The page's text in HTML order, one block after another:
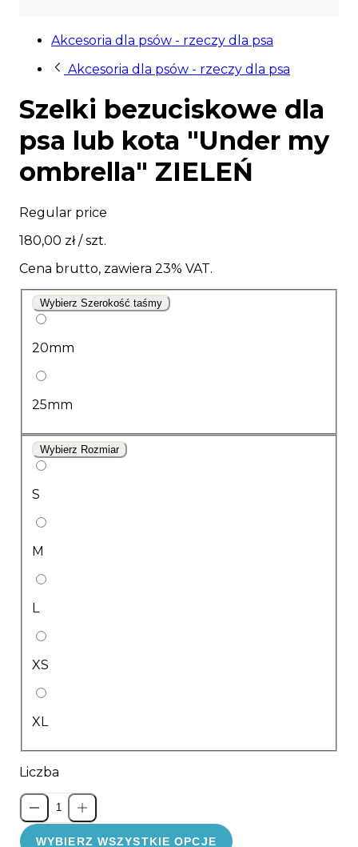
Akcesoria dla psów - rzeczy dla psa
Akcesoria dla psów - rzeczy dla psa
Szelki bezuciskowe dla
psa lub kota "Under my
ombrella" ZIELEŃ
Regular price
180,00 zł/ szt.
Cena brutto, zawiera 23% VAT.
Wybierz Szerokość taśmy
20mm
25mm
Wybierz Rozmiar
S
M
L
XS
XL
Liczba
WYBIERZ WSZYSTKIE OPCJE